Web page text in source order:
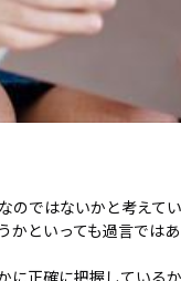
ではないかと考え
といっても過言ではあ